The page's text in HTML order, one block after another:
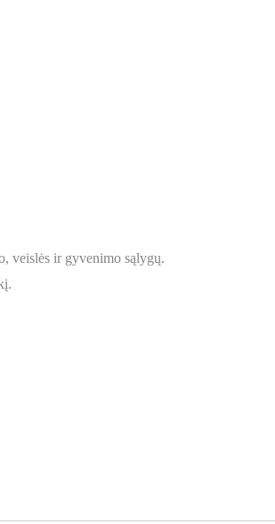
veislės ir gyvenimo sąlygų.